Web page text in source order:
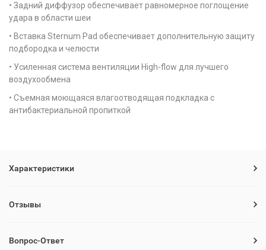
• Задний диффузор обеспечивает равномерное поглощение
удара в области шеи
• Вставка Sternum Pad обеспечивает дополнительную защиту
подбородка и челюсти
• Усиленная система вентиляции High-flow для лучшего
воздухообмена
• Съемная моющаяся влагоотводящая подкладка с
антибактериальной пропиткой
Характеристики
Отзывы
Вопрос-Ответ